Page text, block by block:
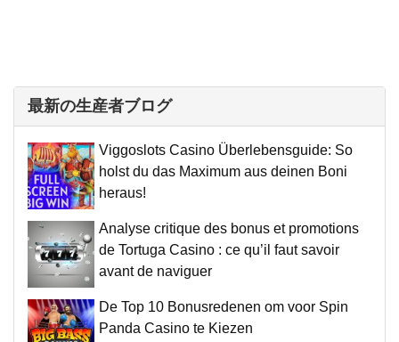
最新の生産者ブログ
Viggoslots Casino Überlebensguide: So
holst du das Maximum aus deinen Boni
heraus!
Analyse critique des bonus et promotions
de Tortuga Casino : ce qu’il faut savoir
avant de naviguer
De Top 10 Bonusredenen om voor Spin
Panda Casino te Kiezen